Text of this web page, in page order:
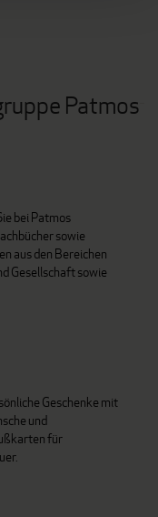
Patmos
bei Patmos
sowie
aus den Bereichen
Gesellschaft sowie
Geschenke mit
und
für